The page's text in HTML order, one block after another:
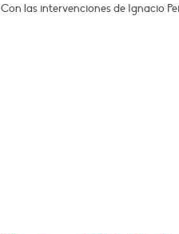
Con las intervenciones de Ignacio